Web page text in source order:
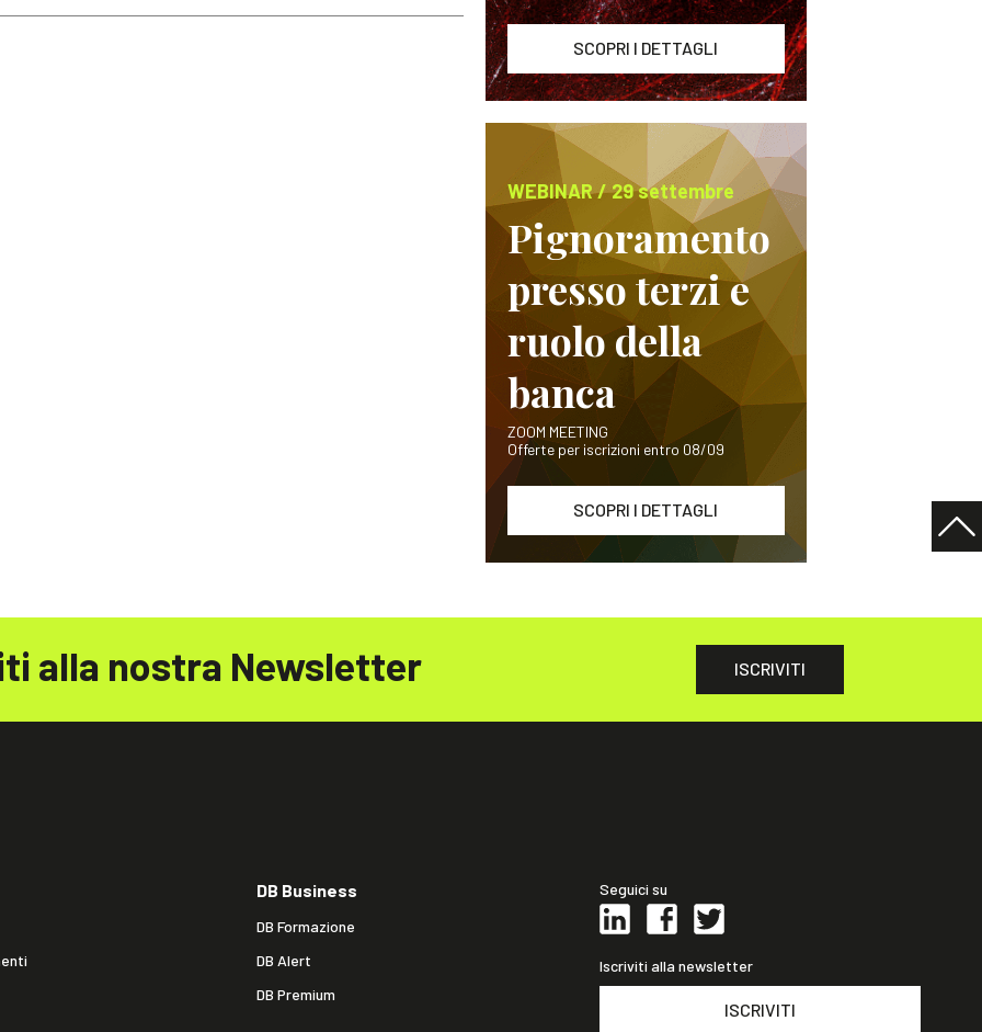
SCOPRI I DETTAGLI
WEBINAR / 29 settembre
Pignoramento
presso terzi e
ruolo della
banca
ZOOM MEETING
Offerte per iscrizioni entro 08/09
SCOPRI I DETTAGLI
alla nostra Newsletter ISCRIVITI
DB Business
DB Formazione
DB Alert
DB Premium
Seguici su
Iscriviti alla newsletter
ISCRIVITI